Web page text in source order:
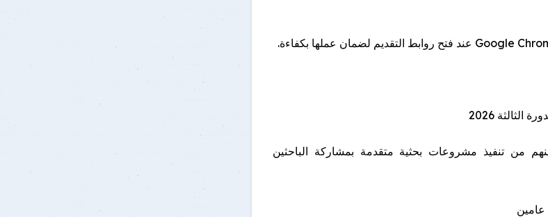
من تنفيذ مشروعات بحثية متقدمة بمشاركة الباحثين